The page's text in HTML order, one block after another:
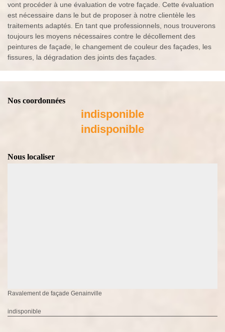
vont procéder à une évaluation de votre façade. Cette évaluation
est nécessaire dans le but de proposer à notre clientèle les
traitements adaptés. En tant que professionnels, nous trouverons
toujours les moyens nécessaires contre le décollement des
peintures de façade, le changement de couleur des façades, les
fissures, la dégradation des joints des façades.
Nos coordonnées
indisponible
indisponible
Nous localiser
Ravalement de façade Genainville
indisponible